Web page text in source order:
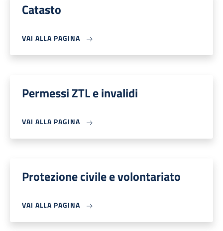
Catasto
VAI ALLA PAGINA
Permessi ZTL e invalidi
VAI ALLA PAGINA
Protezione civile e volontariato
VAI ALLA PAGINA